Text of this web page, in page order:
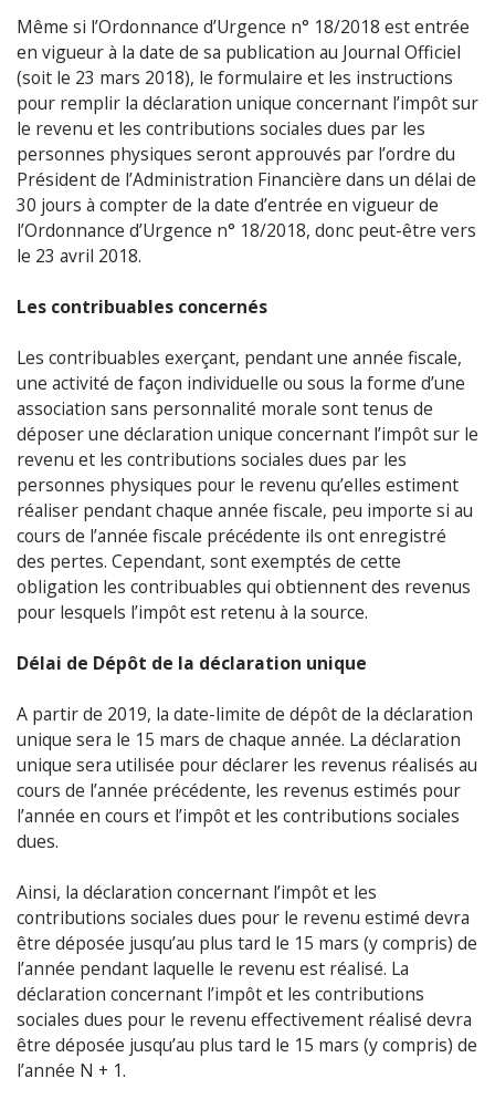
Même si l’Ordonnance d’Urgence n° 18/2018 est entrée
en vigueur à la date de sa publication au Journal Officiel
(soit le 23 mars 2018), le formulaire et les instructions
pour remplir la déclaration unique concernant l’impôt sur
le revenu et les contributions sociales dues par les
personnes physiques seront approuvés par l’ordre du
Président de l’Administration Financière dans un délai de
30 jours à compter de la date d’entrée en vigueur de
l’Ordonnance d’Urgence n° 18/2018, donc peut-être vers
le 23 avril 2018.
Les contribuables concernés
Les contribuables exerçant, pendant une année fiscale,
une activité de façon individuelle ou sous la forme d’une
association sans personnalité morale sont tenus de
déposer une déclaration unique concernant l’impôt sur le
revenu et les contributions sociales dues par les
personnes physiques pour le revenu qu’elles estiment
réaliser pendant chaque année fiscale, peu importe si au
cours de l’année fiscale précédente ils ont enregistré
des pertes. Cependant, sont exemptés de cette
obligation les contribuables qui obtiennent des revenus
pour lesquels l’impôt est retenu à la source.
Délai de Dépôt de la déclaration unique
A partir de 2019, la date-limite de dépôt de la déclaration
unique sera le 15 mars de chaque année. La déclaration
unique sera utilisée pour déclarer les revenus réalisés au
cours de l’année précédente, les revenus estimés pour
l’année en cours et l’impôt et les contributions sociales
dues.
Ainsi, la déclaration concernant l’impôt et les
contributions sociales dues pour le revenu estimé devra
être déposée jusqu’au plus tard le 15 mars (y compris) de
l’année pendant laquelle le revenu est réalisé. La
déclaration concernant l’impôt et les contributions
sociales dues pour le revenu effectivement réalisé devra
être déposée jusqu’au plus tard le 15 mars (y compris) de
l’année N + 1.